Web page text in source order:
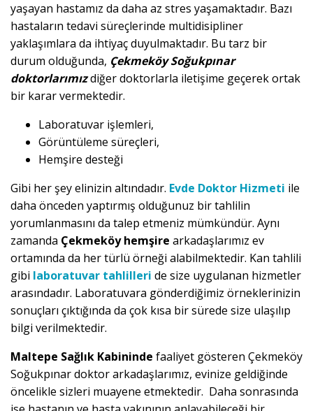
yaşayan hastamız da daha az stres yaşamaktadır. Bazı
hastaların tedavi süreçlerinde multidisipliner
yaklaşımlara da ihtiyaç duyulmaktadır. Bu tarz bir
durum olduğunda, Çekmeköy Soğukpınar
doktorlarımızdiğer doktorlarla iletişime geçerek ortak
bir karar vermektedir.
Laboratuvar işlemleri,
Görüntüleme süreçleri,
Hemşire desteği
Gibi her şey elinizin altındadır. Evde Doktor Hizmeti ile
daha önceden yaptırmış olduğunuz bir tahlilin
yorumlanmasını da talep etmeniz mümkündür. Aynı
zamanda Çekmeköy hemşire arkadaşlarımız ev
ortamında da her türlü örneği alabilmektedir. Kan tahlili
gibi laboratuvar tahlilleri de size uygulanan hizmetler
arasındadır. Laboratuvara gönderdiğimiz örneklerinizin
sonuçları çıktığında da çok kısa bir sürede size ulaşılıp
bilgi verilmektedir.
Maltepe Sağlık Kabininde faaliyet gösteren Çekmeköy
Soğukpınar doktor arkadaşlarımız, evinize geldiğinde
öncelikle sizleri muayene etmektedir. Daha sonrasında